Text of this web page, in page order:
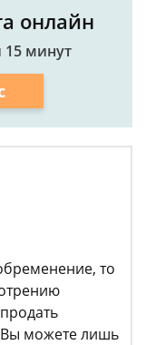
онлайн
15 минут
то
Вы можете лишь